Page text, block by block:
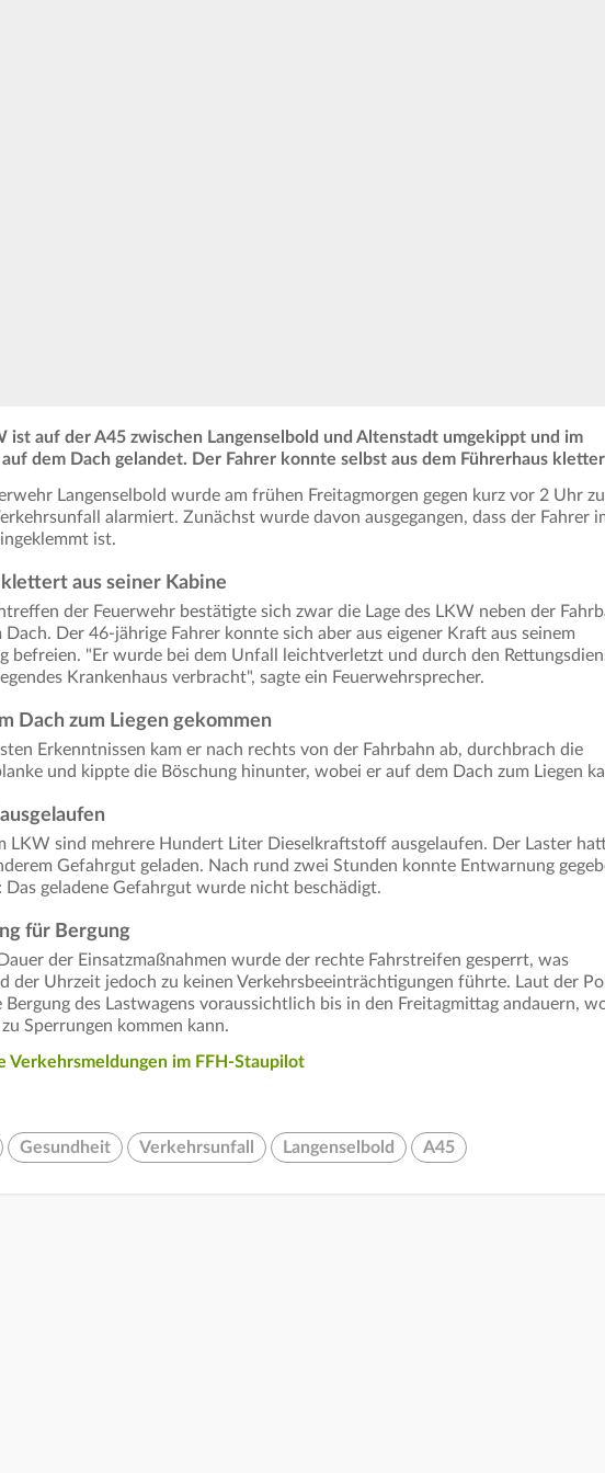
ist auf der A45 zwischen Langenselbold und Altenstadt umgekippt und im
dem Dach gelandet. Der Fahrer konnte selbst aus dem Führerhaus
Langenselbold wurde am frühen Freitagmorgen gegen kurz vor 2 Uhr zu
alarmiert. Zunächst wurde davon ausgegangen, dass der Fahrer
ist.
klettert aus seiner Kabine
der Feuerwehr bestätigte sich zwar die Lage des LKW neben der
Dach. Der 46-jährige Fahrer konnte sich aber aus eigener Kraft aus seinem
befreien. "Er wurde bei dem Unfall leichtverletzt und durch den
Krankenhaus verbracht", sagte ein Feuerwehrsprecher.
Dach zum Liegen gekommen
Erkenntnissen kam er nach rechts von der Fahrbahn ab, durchbrach die
und kippte die Böschung hinunter, wobei er auf dem Dach zum Liegen
LKW sind mehrere Hundert Liter Dieselkraftstoff ausgelaufen. Der Laster
Gefahrgut geladen. Nach rund zwei Stunden konnte Entwarnung
Das geladene Gefahrgut wurde nicht beschädigt.
für Bergung
der Einsatzmaßnahmen wurde der rechte Fahrstreifen gesperrt, was
der Uhrzeit jedoch zu keinen Verkehrsbeeinträchtigungen führte. Laut der
des Lastwagens voraussichtlich bis in den Freitagmittag andauern,
Sperrungen kommen kann.
Verkehrsmeldungen im FFH-Staupilot
Gesundheit Verkehrsunfall Langenselbold A45